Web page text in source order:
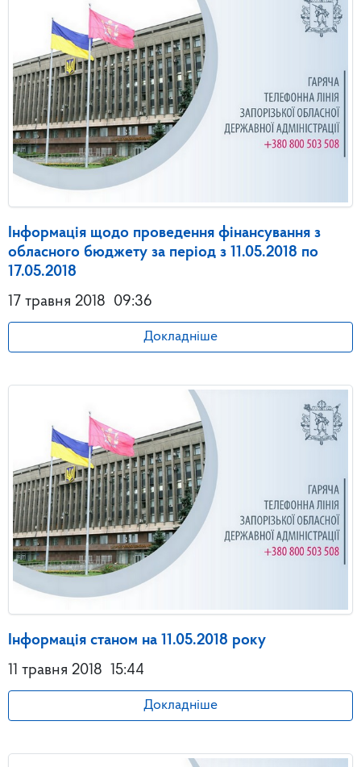
Інформація щодо проведення фінансування з
обласного бюджету за період з 11.05.2018 по
17.05.2018
17 травня 2018 09:36
Докладніше
Інформація станом на 11.05.2018 року
11 травня 2018 15:44
Докладніше